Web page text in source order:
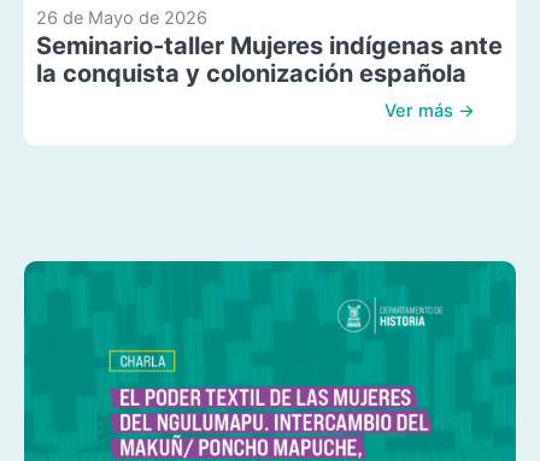
26 de Mayo de 2026
Seminario-taller Mujeres indígenas ante
la conquista y colonización española
Ver más →